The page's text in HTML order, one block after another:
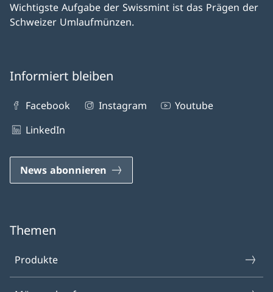
Wichtigste Aufgabe der Swissmint ist das Prägen der
Schweizer Umlaufmünzen.
Informiert bleiben
Facebook Instagram
Youtube
LinkedIn
News abonnieren
Themen
Produkte